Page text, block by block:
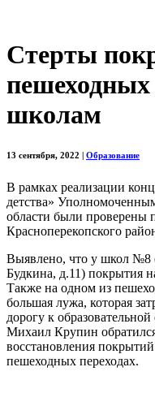
Стерты
пешеходных
школам
13 сентября, 2022 Образование
В рамках реализации
детства»
области были проверены
Красноперекопского
Выявлено, что у школ №8
Будкина, д.11) покрытия
Также на одном из
большая лужа, которая
дорогу к
Михаил Крупин
восстановления
пешеходных переходах.